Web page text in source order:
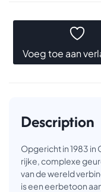
Voeg toe aan
Description
Opgericht in 1983 in
rijke, complexe
van de wereld
is een eerbetoon